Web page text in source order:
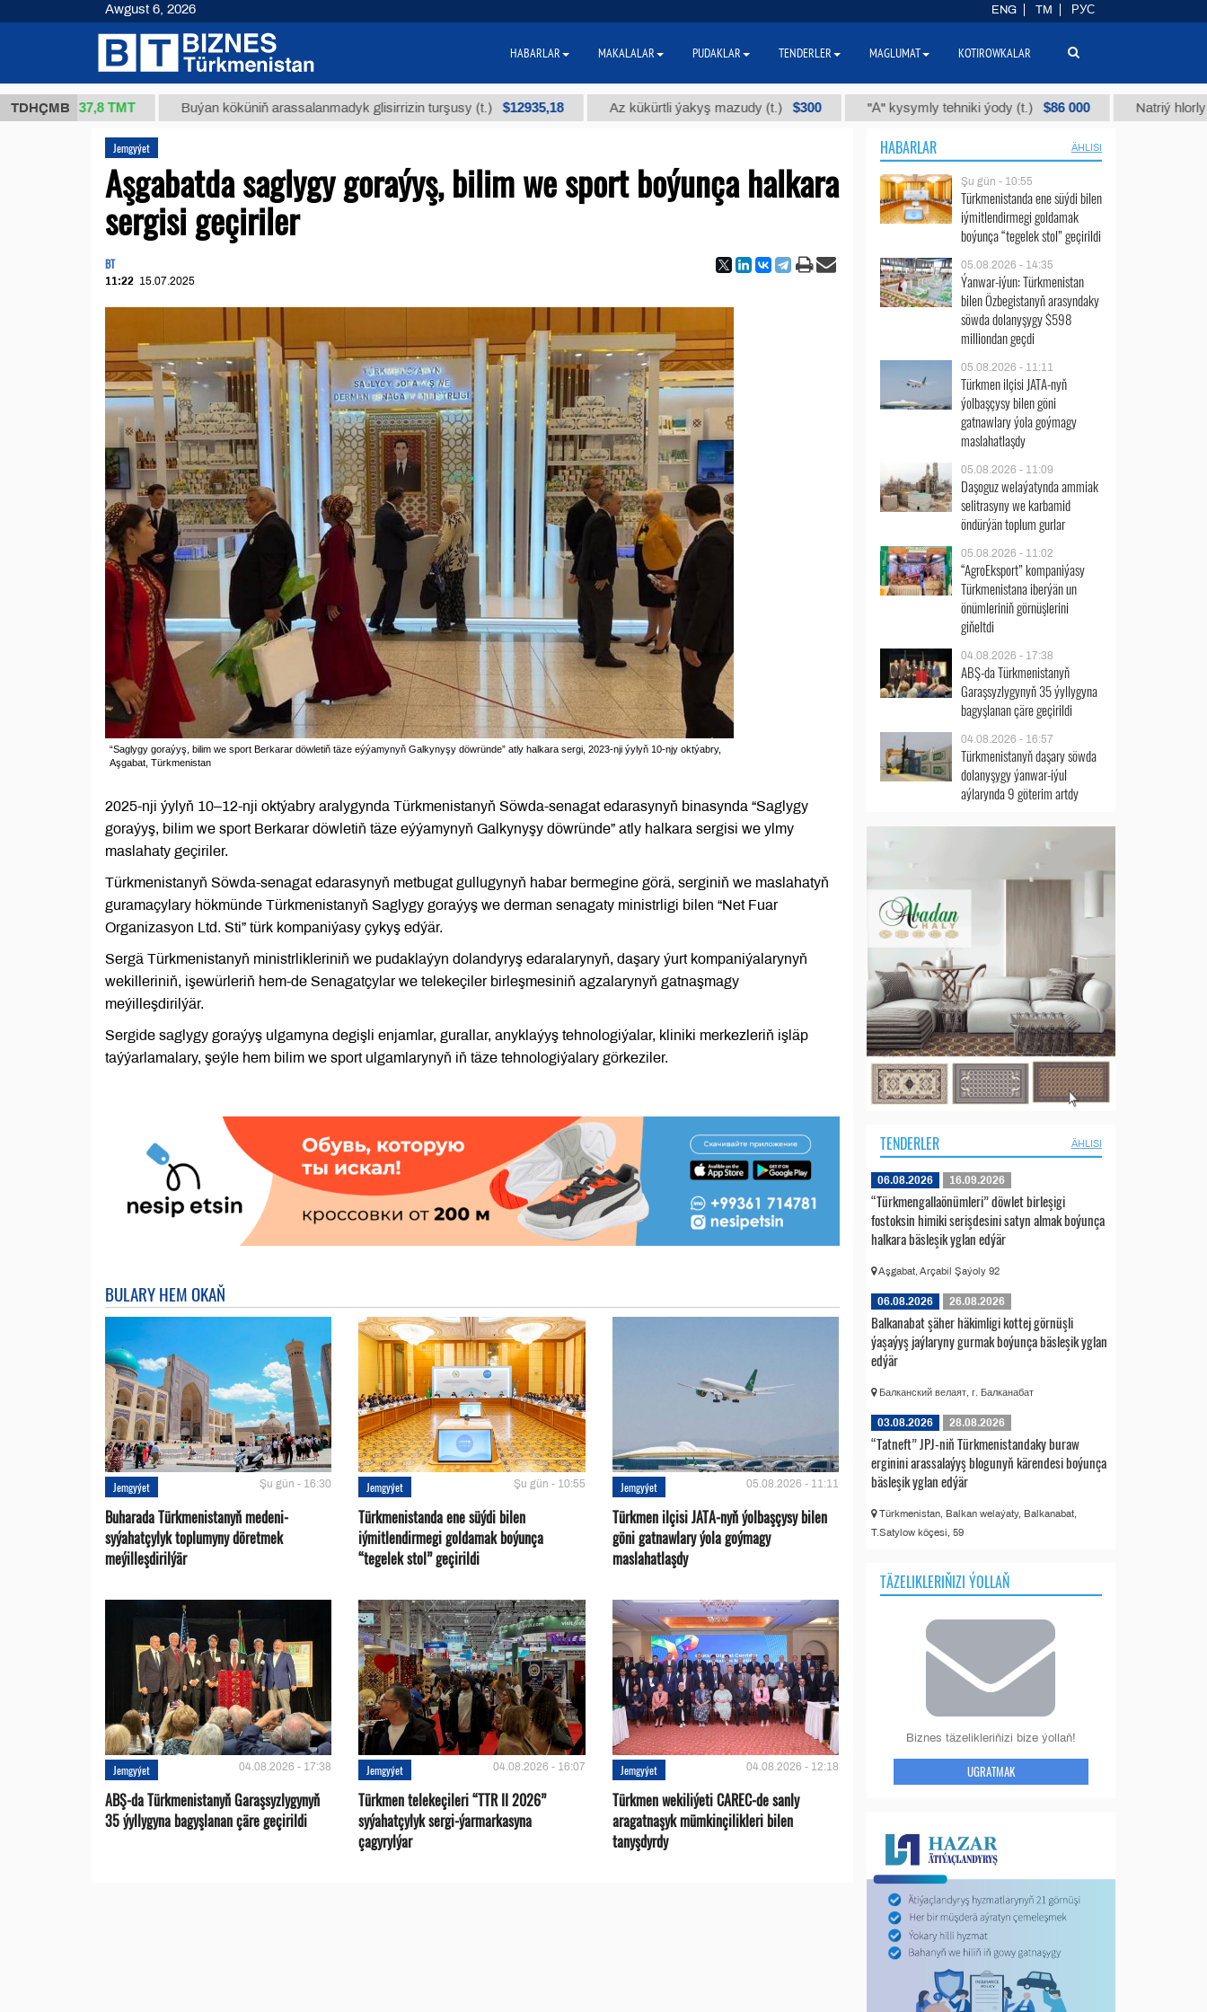
TDHÇMB
37,8 ТМТ Buýan köküniň arassalanmadyk glisirrizin turşusy (t.) $12935,18 Az kükürtli ýakyş mazudy (t.) $300 "А" kysymly tehniki ýody (t.) $86 000 Natriý hlorly (nahar
Jemgyýet
Aşgabatda saglygy goraýyş, bilim we sport boýunça halkara
sergisi geçiriler
BT
11:22 15.07.2025
“Saglygy goraýyş, bilim we sport Berkarar döwletiň täze eýýamynyň Galkynyşy döwründe” atly halkara sergi, 2023-nji ýylyň 10-njy oktýabry,
Aşgabat, Türkmenistan
2025-nji ýylyň 10–12-nji oktýabry aralygynda Türkmenistanyň Söwda-senagat edarasynyň binasynda “Saglygy
goraýyş, bilim we sport Berkarar döwletiň täze eýýamynyň Galkynyşy döwründe” atly halkara sergisi we ylmy
maslahaty geçiriler.
Türkmenistanyň Söwda-senagat edarasynyň metbugat gullugynyň habar bermegine görä, serginiň we maslahatyň
guramaçylary hökmünde Türkmenistanyň Saglygy goraýyş we derman senagaty ministrligi bilen “Net Fuar
Organizasyon Ltd. Sti” türk kompaniýasy çykyş edýär.
Sergä Türkmenistanyň ministrlikleriniň we pudaklaýyn dolandyryş edaralarynyň, daşary ýurt kompaniýalarynyň
wekilleriniň, işewürleriň hem-de Senagatçylar we telekeçiler birleşmesiniň agzalarynyň gatnaşmagy
meýilleşdirilýär.
Sergide saglygy goraýyş ulgamyna degişli enjamlar, gurallar, anyklaýyş tehnologiýalar, kliniki merkezleriň işläp
taýýarlamalary, şeýle hem bilim we sport ulgamlarynyň iň täze tehnologiýalary görkeziler.
BULARY HEM OKAŇ
Jemgyýet Şu gün - 16:30
Buharada Türkmenistanyň medeni-
syýahatçylyk toplumyny döretmek
meýilleşdirilýär
Jemgyýet Şu gün - 10:55
Türkmenistanda ene süýdi bilen
iýmitlendirmegi goldamak boýunça
“tegelek stol” geçirildi
Jemgyýet 05.08.2026 - 11:11
Türkmen ilçisi JATA-nyň ýolbaşçysy bilen
göni gatnawlary ýola goýmagy
maslahatlaşdy
Jemgyýet 04.08.2026 - 17:38
ABŞ-da Türkmenistanyň Garaşsyzlygynyň
35 ýyllygyna bagyşlanan çäre geçirildi
Jemgyýet 04.08.2026 - 16:07
Türkmen telekeçileri “TTR II 2026”
syýahatçylyk sergi-ýarmarkasyna
çagyrylýar
Jemgyýet 04.08.2026 - 12:18
Türkmen wekiliýeti CAREC-de sanly
aragatnaşyk mümkinçilikleri bilen
tanyşdyrdy
HABARLAR ÄHLISI
Şu gün - 10:55
Türkmenistanda ene süýdi bilen
iýmitlendirmegi goldamak
boýunça “tegelek stol” geçirildi
05.08.2026 - 14:35
Ýanwar-iýun: Türkmenistan
bilen Özbegistanyň arasyndaky
söwda dolanyşygy $598
milliondan geçdi
05.08.2026 - 11:11
Türkmen ilçisi JATA-nyň
ýolbaşçysy bilen göni
gatnawlary ýola goýmagy
maslahatlaşdy
05.08.2026 - 11:09
Daşoguz welaýatynda ammiak
selitrasyny we karbamid
öndürýän toplum gurlar
05.08.2026 - 11:02
“AgroEksport” kompaniýasy
Türkmenistana iberýän un
önümleriniň görnüşlerini
giňeltdi
04.08.2026 - 17:38
ABŞ-da Türkmenistanyň
Garaşsyzlygynyň 35 ýyllygyna
bagyşlanan çäre geçirildi
04.08.2026 - 16:57
Türkmenistanyň daşary söwda
dolanyşygy ýanwar-iýul
aýlarynda 9 göterim artdy
TENDERLER ÄHLISI
06.08.2026 16.09.2026
“Türkmengallaönümleri” döwlet birleşigi
fostoksin himiki serişdesini satyn almak boýunça
halkara bäsleşik yglan edýär
Aşgabat, Arçabil Şaýoly 92
06.08.2026 26.08.2026
Balkanabat şäher häkimligi kottej görnüşli
ýaşaýyş jaýlaryny gurmak boýunça bäsleşik yglan
edýär
Балканский велаят, г. Балканабат
03.08.2026 28.08.2026
“Tatneft” JPJ-niň Türkmenistandaky buraw
erginini arassalaýyş blogunyň kärendesi boýunça
bäsleşik yglan edýär
Türkmenistan, Balkan welaýaty, Balkanabat,
T.Satylow köçesi, 59
TÄZELIKLERIŇIZI ÝOLLAŇ
Biznes täzelikleriňizi bize ýollaň!
UGRATMAK
Awgust 6, 2026 ENG TM РУС
HABARLAR MAKALALAR PUDAKLAR TENDERLER MAGLUMAT KOTIROWKALAR